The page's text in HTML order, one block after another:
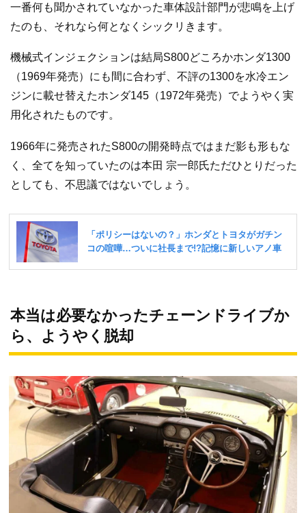
一番何も聞かされていなかった車体設計部門が悲鳴を上げ
たのも、それなら何となくシックリきます。
機械式インジェクションは結局S800どころかホンダ1300
（1969年発売）にも間に合わず、不評の1300を水冷エン
ジンに載せ替えたホンダ145（1972年発売）でようやく実
用化されたものです。
1966年に発売されたS800の開発時点ではまだ影も形もな
く、全てを知っていたのは本田 宗一郎氏ただひとりだった
としても、不思議ではないでしょう。
本当は必要なかったチェーンドライブか
ら、ようやく脱却